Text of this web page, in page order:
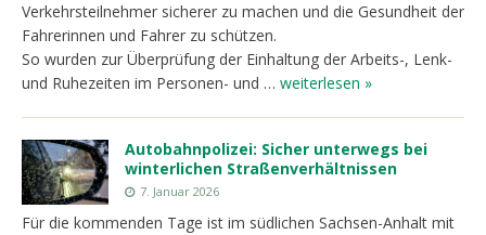
Verkehrsteilnehmer sicherer zu machen und die Gesundheit der
Fahrerinnen und Fahrer zu schützen.
So wurden zur Überprüfung der Einhaltung der Arbeits-, Lenk-
und Ruhezeiten im Personen- und … weiterlesen »
Autobahnpolizei: Sicher unterwegs bei
winterlichen Straßenverhältnissen
7. Januar 2026
Für die kommenden Tage ist im südlichen Sachsen-Anhalt mit